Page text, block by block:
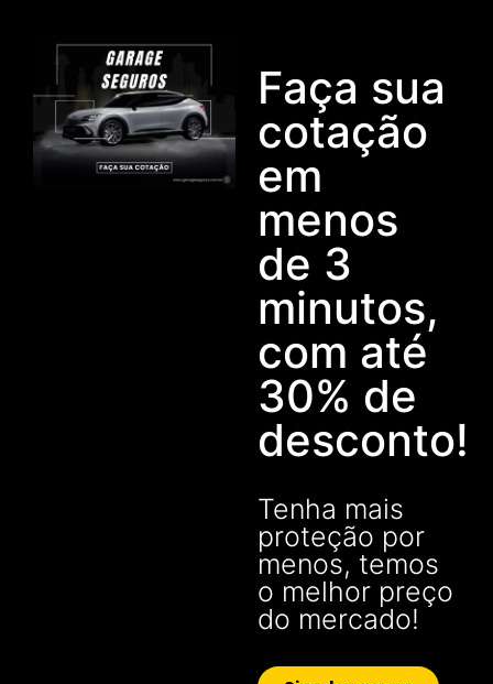
Faça sua
cotação
em
menos
de 3
minutos,
com até
30% de
desconto!
Tenha mais
proteção por
menos, temos
o melhor preço
do mercado!